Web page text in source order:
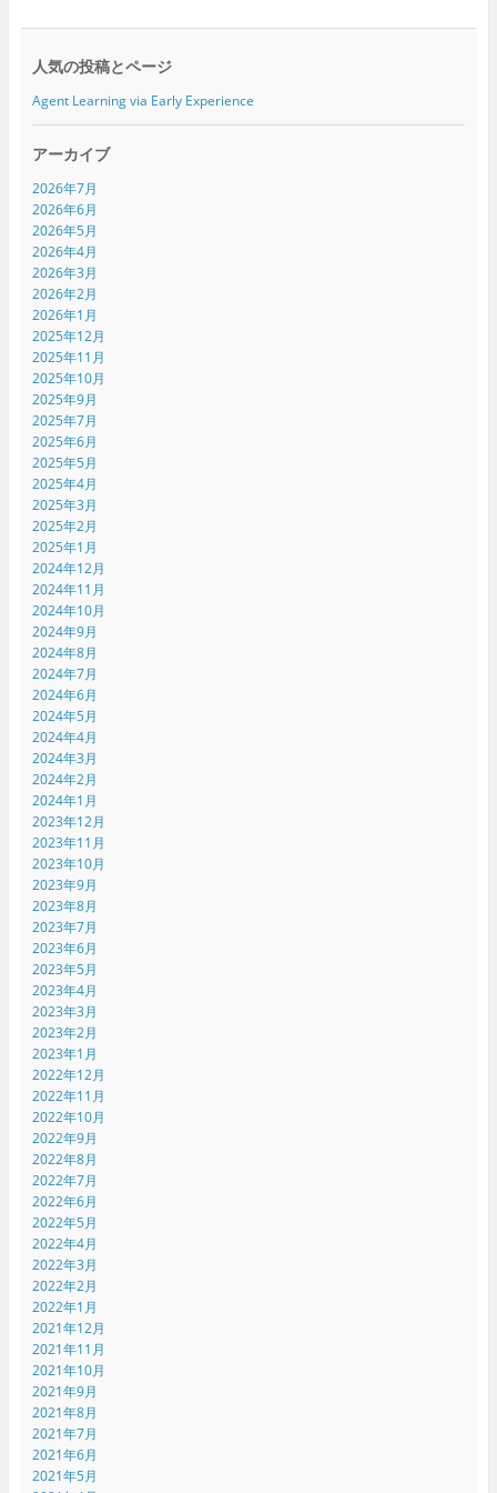
人気の投稿とページ
Agent Learning via Early Experience
アーカイブ
2026年7月
2026年6月
2026年5月
2026年4月
2026年3月
2026年2月
2026年1月
2025年12月
2025年11月
2025年10月
2025年9月
2025年7月
2025年6月
2025年5月
2025年4月
2025年3月
2025年2月
2025年1月
2024年12月
2024年11月
2024年10月
2024年9月
2024年8月
2024年7月
2024年6月
2024年5月
2024年4月
2024年3月
2024年2月
2024年1月
2023年12月
2023年11月
2023年10月
2023年9月
2023年8月
2023年7月
2023年6月
2023年5月
2023年4月
2023年3月
2023年2月
2023年1月
2022年12月
2022年11月
2022年10月
2022年9月
2022年8月
2022年7月
2022年6月
2022年5月
2022年4月
2022年3月
2022年2月
2022年1月
2021年12月
2021年11月
2021年10月
2021年9月
2021年8月
2021年7月
2021年6月
2021年5月